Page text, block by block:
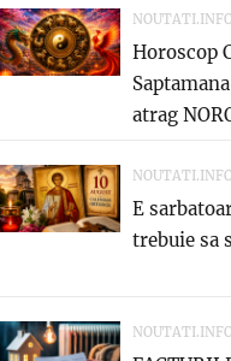
Horoscop
atrag
care...
E
trebuie sa